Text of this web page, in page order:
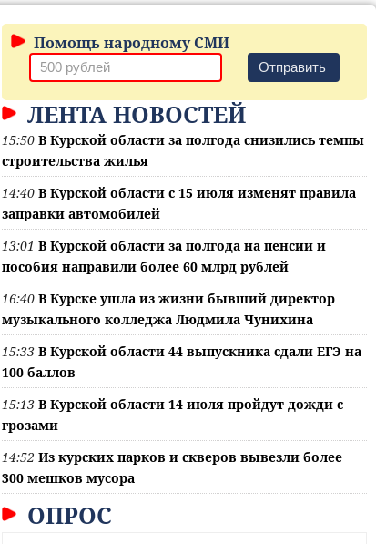
Помощь народному СМИ
Отправить
ЛЕНТА НОВОСТЕЙ
15:50 В Курской области за полгода снизились темпы
строительства жилья
14:40 В Курской области с 15 июля изменят правила
заправки автомобилей
13:01 В Курской области за полгода на пенсии и
пособия направили более 60 млрд рублей
16:40 В Курске ушла из жизни бывший директор
музыкального колледжа Людмила Чунихина
15:33 В Курской области 44 выпускника сдали ЕГЭ на
100 баллов
15:13 В Курской области 14 июля пройдут дожди с
грозами
14:52 Из курских парков и скверов вывезли более
300 мешков мусора
ОПРОС